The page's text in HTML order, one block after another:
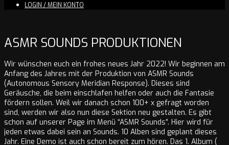
LOGIN / MEIN KONTO
ASMR SOUNDS PRODUKTIONEN
Wir wünschen euch ein frohes neues Jahr 2022! Wir beginnen am
Anfang des Jahres mit der Produktion von ASMR Sounds
(Autonomous Sensory Meridian Response). Dieses sind
Geräusche, die beim einschlafen helfen oder auch die Fantasie
fördern sollen. Weil wir danach schon 100+ x gefragt worden
sind, werden wir also nun diese Sektion neu gestalten. Es gibt
schon auf unserer Page im Menü “ASMR Sounds”. Hier wird für
jeden etwas dabei sein an Sounds. 10 Alben sind geplant dieses
Jahr. Eine Demo ist auch schon bereit zum hören. Das 1. Album (